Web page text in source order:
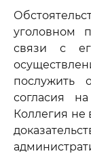
уголовном
связи с
послужить
согласия
Коллегия не